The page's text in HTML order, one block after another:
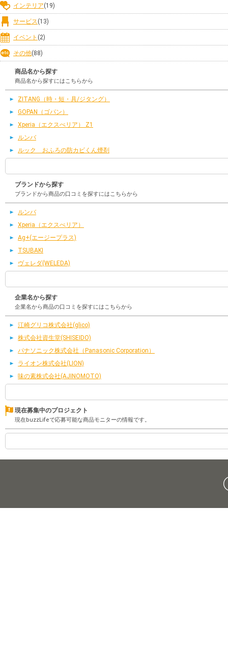
インテリア(19)
サービス(13)
イベント (2)
その他(88)
商品名から探す
商品名から探すにはこちらから
ZITANG（時・短・具/ジタング）
GOPAN（ゴパン）
Xperia（エクスぺリア） Z1
ルンバ
ルック おふろの防カビくん煙剤
ブランドから探す
ブランドから商品の口コミを探すにはこちらから
ルンバ
Xperia（エクスぺリア）
Ag+(エージープラス)
TSUBAKI
ヴェレダ(WELEDA)
企業名から探す
企業名から商品の口コミを探すにはこちらから
江崎グリコ株式会社(glico)
株式会社資生堂(SHISEIDO)
パナソニック株式会社（Panasonic Corporation）
ライオン株式会社(LION)
味の素株式会社(AJINOMOTO)
現在募集中のプロジェクト
現在buzzLifeで応募可能な商品モニターの情報です。